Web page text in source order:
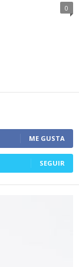
0
ME GUSTA
SEGUIR